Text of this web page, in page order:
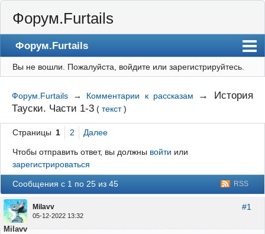
Форум.Furtails
Форум.Furtails
На сайт
Форум
Регистрация
Вход
Вы не вошли. Пожалуйста, войдите или зарегистрируйтесь.
Форум.Furtails → Комментарии к рассказам → История
Тауски. Части 1-3 (текст)
Страницы 1 2 Далее
Чтобы отправить ответ, вы должны войти или
зарегистрироваться
RSS
Сообщения с 1 по 25 из 45
#1
Milavv
05-12-2022 13:32
Milavv